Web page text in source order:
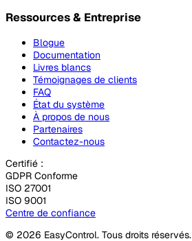
Ressources & Entreprise
Blogue
Documentation
Livres blancs
Témoignages de clients
FAQ
État du système
À propos de nous
Partenaires
Contactez-nous
Certifié :
GDPR Conforme
ISO 27001
ISO 9001
Centre de confiance
© 2026 EasyControl. Tous droits réservés.